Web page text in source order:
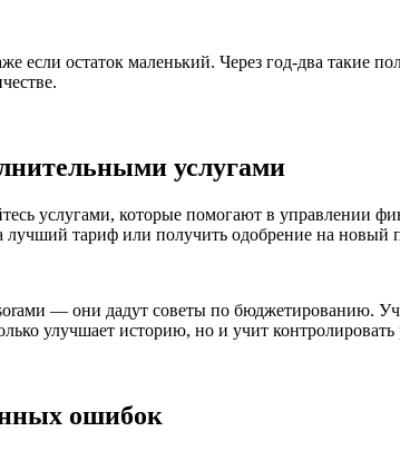
если остаток маленький. Через год-два
услугами
услугами, которые помогают в управлении
тариф или получить одобрение на новый
— они дадут советы по бюджетированию.
улучшает историю, но и учит контролировать
ошибок